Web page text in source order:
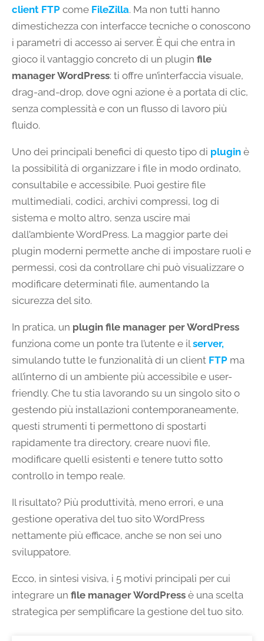
client FTP come FileZilla. Ma non tutti hanno
dimestichezza con interfacce tecniche o conoscono
i parametri di accesso ai server. È qui che entra in
gioco il vantaggio concreto di un plugin file
manager WordPress: ti offre un’interfaccia visuale,
drag-and-drop, dove ogni azione è a portata di clic,
senza complessità e con un flusso di lavoro più
fluido.
Uno dei principali benefici di questo tipo di plugin è
la possibilità di organizzare i file in modo ordinato,
consultabile e accessibile. Puoi gestire file
multimediali, codici, archivi compressi, log di
sistema e molto altro, senza uscire mai
dall’ambiente WordPress. La maggior parte dei
plugin moderni permette anche di impostare ruoli e
permessi, così da controllare chi può visualizzare o
modificare determinati file, aumentando la
sicurezza del sito.
In pratica, un plugin file manager per WordPress
funziona come un ponte tra l’utente e ilserver,
simulando tutte le funzionalità di un client FTP ma
all’interno di un ambiente più accessibile e user-
friendly. Che tu stia lavorando su un singolo sito o
gestendo più installazioni contemporaneamente,
questi strumenti ti permettono di spostarti
rapidamente tra directory, creare nuovi file,
modificare quelli esistenti e tenere tutto sotto
controllo in tempo reale.
Il risultato? Più produttività, meno errori, e una
gestione operativa del tuo sito WordPress
nettamente più efficace, anche se non sei uno
sviluppatore.
Ecco, in sintesi visiva, i 5 motivi principali per cui
integrare un file manager WordPress è una scelta
strategica per semplificare la gestione del tuo sito.